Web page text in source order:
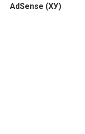
AdSense (ХУ)